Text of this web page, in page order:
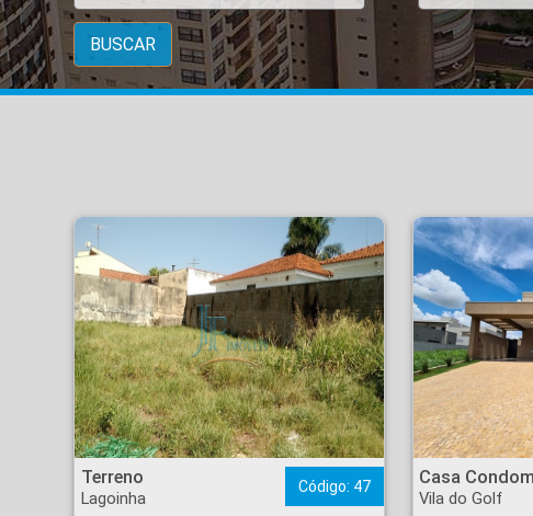
BUSCAR
Terreno - Lagoinha - Ribeirão Preto
Terreno
Lagoinha
Código: 47
Casa Condomínio - Vila do Golf -
Casa
Vila do Golf